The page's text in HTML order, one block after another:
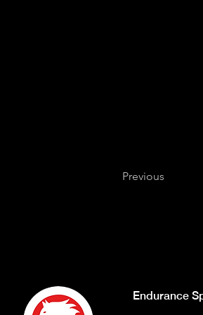
Previous
Endurance